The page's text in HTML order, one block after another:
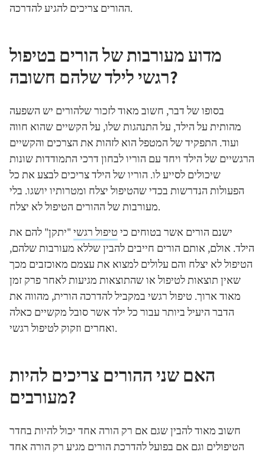
ההורים צריכים להגיע להדרכה.
מדוע מעורבות של הורים בטיפול
רגשי לילד שלהם חשובה?
בסופו של דבר, חשוב מאוד לזכור שלהורים יש השפעה
מהותית על הילד, על התנהגות שלו, על הקשיים שהוא חווה
ועוד. התפקיד של המטפל הוא לזהות את הצרכים והקשיים
הרגשיים של הילד ויחד עם הוריו לבחון דרכי התמודדות שונות
שיכולים לסייע לו. הוריו של הילד צריכים לבצע את כל
הפעולות הנדרשות בכדי שהטיפול יצלח ומטרותיו יושגו. בלי
מעורבות של ההורים הטיפול לא יצלח.
ישנם הורים אשר בטוחים כי טיפול רגשי "יתקן" להם את
הילד. אולם, אותם הורים חייבים להבין שללא מעורבות שלהם,
הטיפול לא יצלח והם עלולים למצוא את עצמם מאוכזבים מכך
שאין תוצאות לטיפול או שהתוצאות מגיעות לאחר פרק זמן
מאוד ארוך. טיפול רגשי במקביל להדרכה הורית, מהווה את
הדבר היעיל ביותר עבור כל ילד אשר סובל מקשיים כאלה
ואחרים וזקוק לטיפול רגשי.
האם שני ההורים צריכים להיות
מעורבים?
חשוב מאוד להבין שגם אם רק הורה אחד יכול להיות בחדר
הטיפולים וגם אם בפועל להדרכת הורים מגיע רק הורה אחד